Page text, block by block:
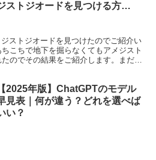
ストジオードを見つける方
ストジオードを見つけたのでご紹介い
こちで地下を掘らなくてもアメジスト
のでその結果をご紹介します。まだア
【2025年版】ChatGPTのモデル
見表｜何が違う？どれを選べば
い？